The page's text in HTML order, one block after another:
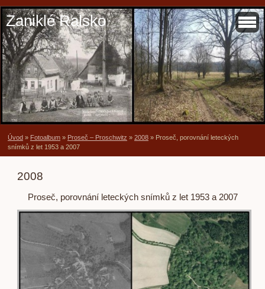
Zaniklé Ralsko
Úvod » Fotoalbum » Proseč – Proschwitz » 2008 » Proseč, porovnání leteckých
snímků z let 1953 a 2007
2008
Proseč, porovnání leteckých snímků z let 1953 a 2007